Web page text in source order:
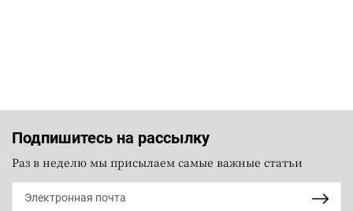
Подпишитесь на рассылку
Раз в неделю мы присылаем самые важные статьи